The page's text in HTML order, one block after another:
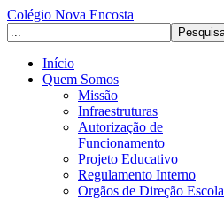
Colégio Nova Encosta
Início
Quem Somos
Missão
Infraestruturas
Autorização de
Funcionamento
Projeto Educativo
Regulamento Interno
Orgãos de Direção Escola